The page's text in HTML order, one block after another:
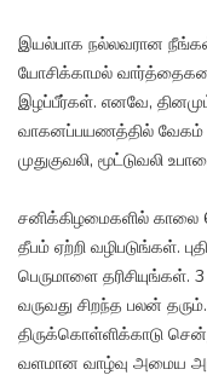
இயல்பாக நல்லவரான
யோசிக்காமல்
இழப்பீர்கள். எனவே,
வாகனப்பயணத்தில் வேகம்
முதுகுவலி, மூட்டுவலி
சனிக்கிழமைகளில் காலை
தீபம் ஏற்றி வழிபடுங்கள்.
பெருமாளை தரிசியுங்கள்.
வருவது சிறந்த பலன்
திருக்கொள்ளிக்காடு
வளமான வாழ்வு அமைய